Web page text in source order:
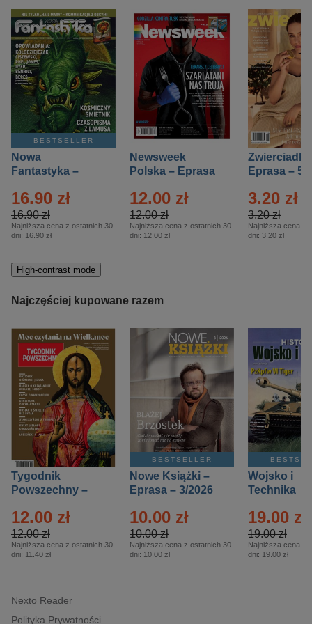
BESTSELLER
Nowa
Fantastyka –
16.90 zł
16.90 zł
Najniższa cena z ostatnich 30
dni: 16.90 zł
Newsweek
Polska – Eprasa
12.00 zł
12.00 zł
Najniższa cena z ostatnich 30
dni: 12.00 zł
Zwierciadło
Eprasa – 5/
3.20 zł
3.20 zł
Najniższa cena z
dni: 3.20 zł
High-contrast mode
Najczęściej kupowane razem
Tygodnik
Powszechny –
12.00 zł
12.00 zł
Najniższa cena z ostatnich 30
dni: 11.40 zł
BESTSELLER
Nowe Książki –
Eprasa – 3/2026
10.00 zł
10.00 zł
Najniższa cena z ostatnich 30
dni: 10.00 zł
Wojsko i
Technika
– 2/2026
19.00 zł
19.00 zł
Najniższa cena z
dni: 19.00 zł
Nexto Reader
Polityka Prywatności